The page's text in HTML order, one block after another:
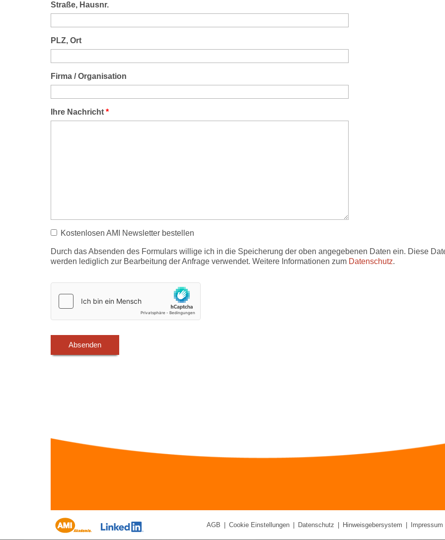
Straße, Hausnr.
PLZ, Ort
Firma / Organisation
Ihre Nachricht *
Kostenlosen AMI Newsletter bestellen
Durch das Absenden des Formulars willige ich in die Speicherung der oben angegebenen Daten ein. Diese
werden lediglich zur Bearbeitung der Anfrage verwendet. Weitere Informationen zum Datenschutz.
Absenden
AGB Cookie Einstellungen Datenschutz Hinweisgebersystem Impressum